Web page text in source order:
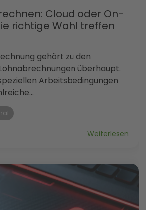
Cloud oder On-
richtige Wahl treffen
gehört zu den
überhaupt.
Arbeitsbedingungen
Weiterlesen